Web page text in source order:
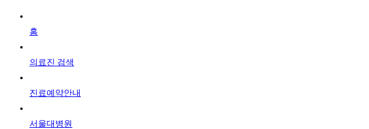
홈
의료진 검색
진료예약안내
서울대병원